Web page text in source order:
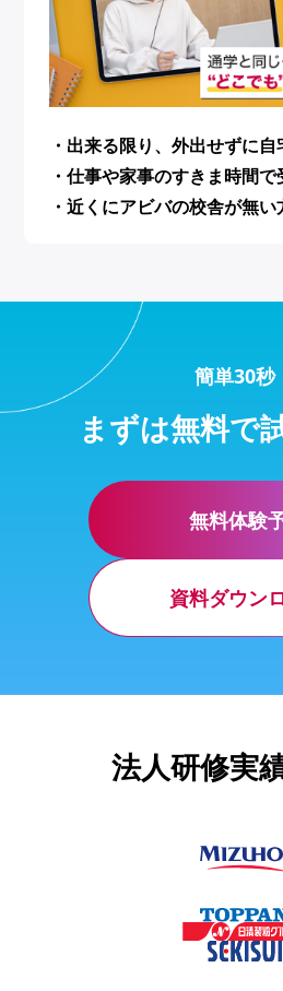
・出来る限り、外出せずに自
・仕事や家事のすきま時間で
・近くにアビバの校舎が無い
簡単30秒
まずは無料で
無料体験
資料ダウン
法人研修実